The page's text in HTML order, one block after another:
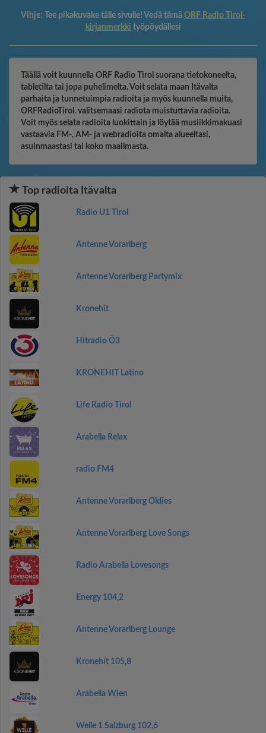
Vihje: Tee pikakuvake tälle sivulle! Vedä tämä ORF Radio Tirol-
kirjanmerkki työpöydällesi
Täällä voit kuunnella ORF Radio Tirol suorana tietokoneelta,
tabletilta tai jopa puhelimelta. Voit selata maan Itävalta
parhaita ja tunnetuimpia radioita ja myös kuunnella muita,
ORFRadioTirol. valitsemaasi radiota muistuttavia radioita.
Voit myös selata radioita luokittain ja löytää musiikkimakuasi
vastaavia FM-, AM- ja webradioita omalta alueeltasi,
asuinmaastasi tai koko maailmasta.
Top radioita Itävalta
Radio U1 Tirol
Antenne Vorarlberg
Antenne Vorarlberg Partymix
Kronehit
Hitradio Ö3
KRONEHIT Latino
Life Radio Tirol
Arabella Relax
radio FM4
Antenne Vorarlberg Oldies
Antenne Vorarlberg Love Songs
Radio Arabella Lovesongs
Energy 104,2
Antenne Vorarlberg Lounge
Kronehit 105,8
Arabella Wien
Welle 1 Salzburg 102,6